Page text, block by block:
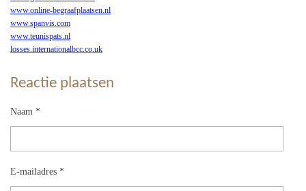
www.online-begraafplaatsen.nl
www.spanvis.com
www.teunispats.nl
losses.internationalbcc.co.uk
Reactie plaatsen
Naam *
E-mailadres *